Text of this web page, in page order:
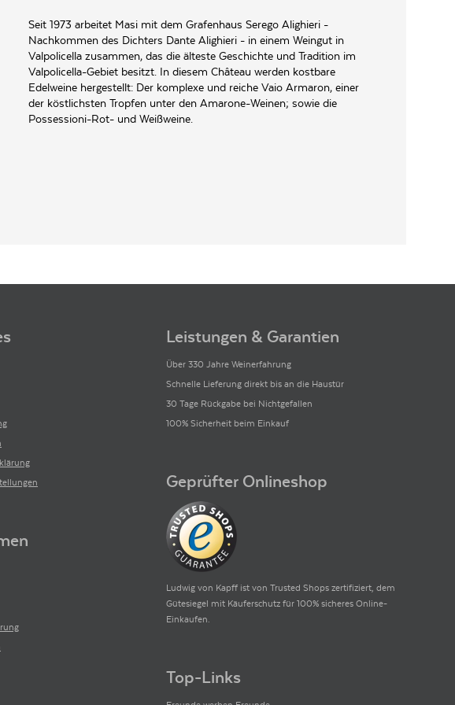
Seit 1973 arbeitet Masi mit dem Grafenhaus Serego Alighieri -
Nachkommen des Dichters Dante Alighieri - in einem Weingut in
Valpolicella zusammen, das die älteste Geschichte und Tradition im
Valpolicella-Gebiet besitzt. In diesem Château werden kostbare
Edelweine hergestellt: Der komplexe und reiche Vaio Armaron, einer
der köstlichsten Tropfen unter den Amarone-Weinen; sowie die
Possessioni-Rot- und Weißweine.
Leistungen & Garantien
Über 330 Jahre Weinerfahrung
Schnelle Lieferung direkt bis an die Haustür
30 Tage Rückgabe bei Nichtgefallen
100% Sicherheit beim Einkauf
Geprüfter Onlineshop
Ludwig von Kapff ist von Trusted Shops zertifiziert, dem
Gütesiegel mit Käuferschutz für 100% sicheres Online-
Einkaufen.
Top-Links